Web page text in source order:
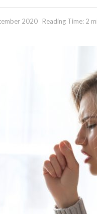
2020 Reading Time: 2